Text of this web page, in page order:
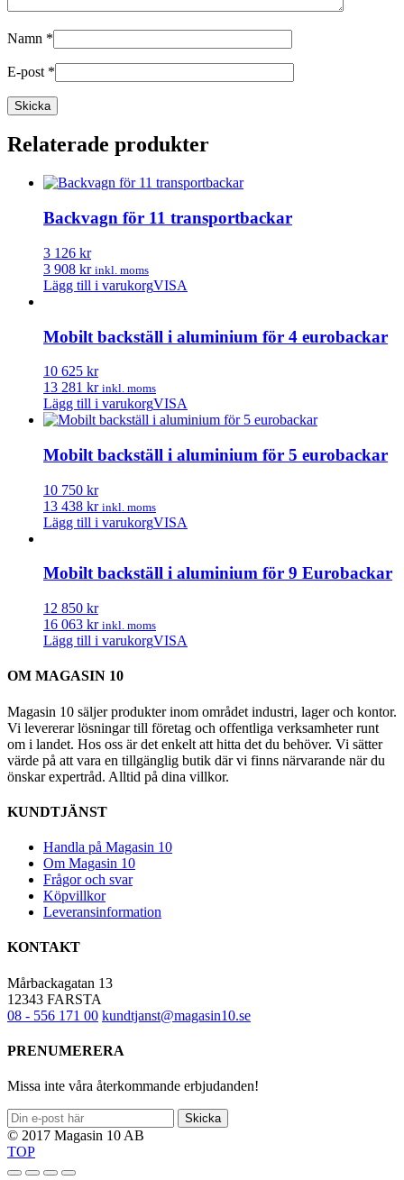
Namn *
E-post *
Relaterade produkter
Backvagn för 11 transportbackar
3 126 kr
3 908 kr inkl. moms
Lägg till i varukorgVISA
Mobilt backställ i aluminium för 4 eurobackar
10 625 kr
13 281 kr inkl. moms
Lägg till i varukorgVISA
Mobilt backställ i aluminium för 5 eurobackar
10 750 kr
13 438 kr inkl. moms
Lägg till i varukorgVISA
Mobilt backställ i aluminium för 9 Eurobackar
12 850 kr
16 063 kr inkl. moms
Lägg till i varukorgVISA
OM MAGASIN 10
Magasin 10 säljer produkter inom området industri, lager och kontor.
Vi levererar lösningar till företag och offentliga verksamheter runt
om i landet. Hos oss är det enkelt att hitta det du behöver. Vi sätter
värde på att vara en tillgänglig butik där vi finns närvarande när du
önskar expertråd. Alltid på dina villkor.
KUNDTJÄNST
Handla på Magasin 10
Om Magasin 10
Frågor och svar
Köpvillkor
Leveransinformation
KONTAKT
Mårbackagatan 13
12343 FARSTA
08 - 556 171 00 kundtjanst@magasin10.se
PRENUMERERA
Missa inte våra återkommande erbjudanden!
Skicka
© 2017 Magasin 10 AB
TOP